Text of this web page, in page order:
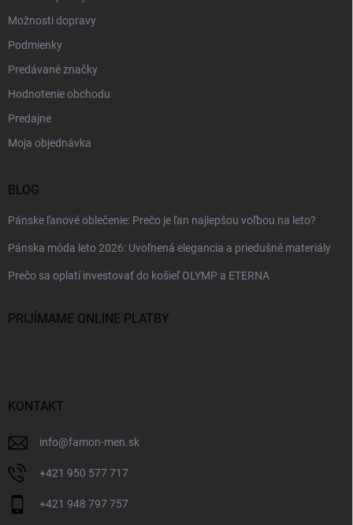
Možnosti dopravy
Podmienky
Predávané značky
Hodnotenie obchodu
Predajne
Moja objednávka
BLOG
Pánske ľanové oblečenie: Prečo je ľan najlepšou voľbou na leto?
Pánska móda leto 2026: Uvoľnená elegancia a priedušné materiály
Prečo sa oplatí investovať do košieľ OLYMP a ETERNA
PRIJÍMAME ONLINE PLATBY
KONTAKT
info@famon-men.sk
+421 950 577 717
+421 948 797 757